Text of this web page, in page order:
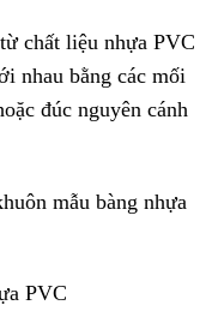
chất liệu nhựa PVC
nhau bằng các mối
đúc nguyên cánh
mẫu bàng nhựa
PVC